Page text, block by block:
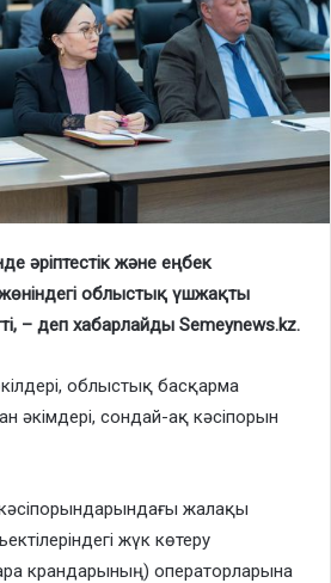
әріптестік және еңбек
облыстық үшжақты
– деп хабарлайды Semeynews.kz.
облыстық басқарма
әкімдері, сондай-ақ кәсіпорын
жалақы
жүк көтеру
крандарының) операторларына